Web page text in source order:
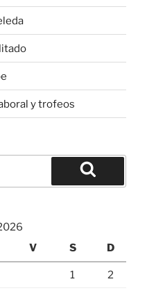
y trofeos
Buscar
V S D
1 2